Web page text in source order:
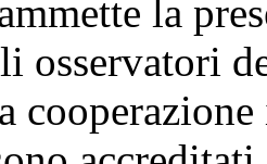
la
osservatori